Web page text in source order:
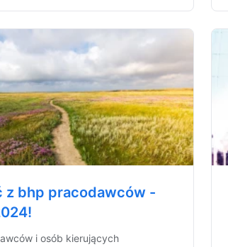
z bhp pracodawców -
i osób kierujących